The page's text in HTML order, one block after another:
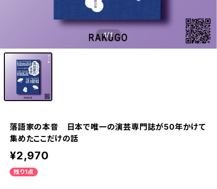
1/1
落語家の本音 日本で唯一の演芸専門誌が50年かけて
集めたここだけの話
¥2,970
残り1点